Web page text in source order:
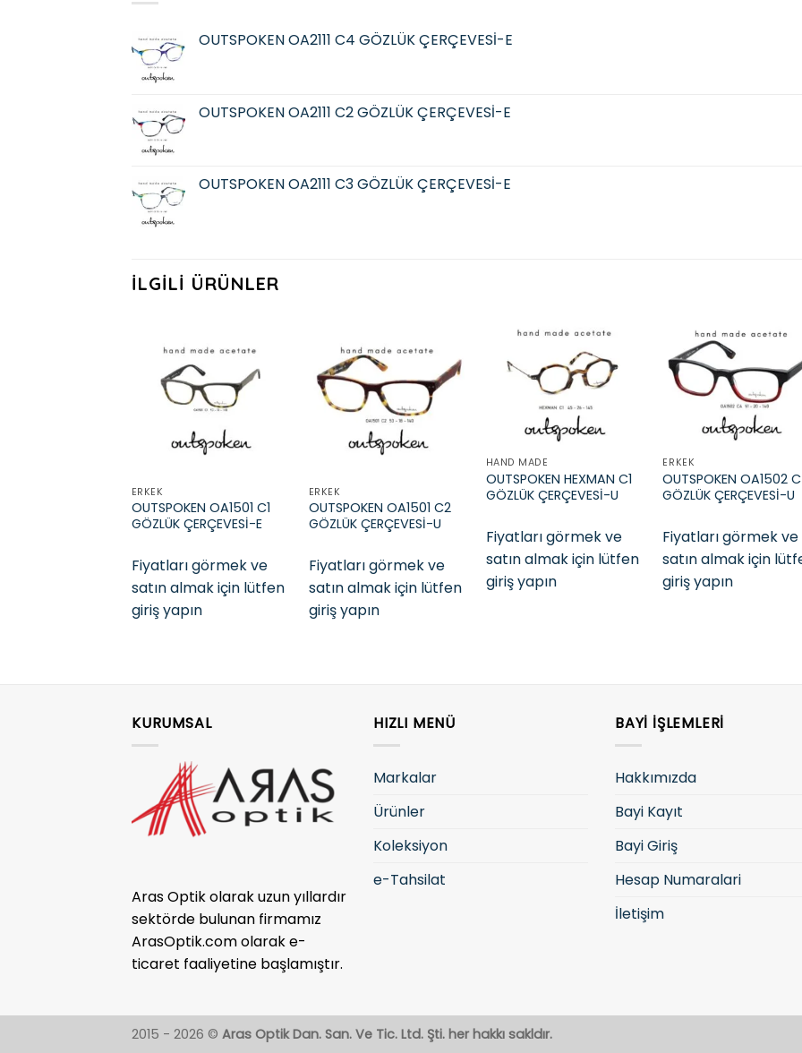
OUTSPOKEN OA2111 C4 GÖZLÜK ÇERÇEVESİ-E
OUTSPOKEN OA2111 C2 GÖZLÜK ÇERÇEVESİ-E
OUTSPOKEN OA2111 C3 GÖZLÜK ÇERÇEVESİ-E
İLGILI ÜRÜNLER
ERKEK
OUTSPOKEN OA1501 C1
GÖZLÜK ÇERÇEVESİ-E
Fiyatları görmek ve
satın almak için lütfen
giriş yapın
Add to
wishlist
ERKEK
OUTSPOKEN OA1501 C2
GÖZLÜK ÇERÇEVESİ-U
Fiyatları görmek ve
satın almak için lütfen
giriş yapın
wishlist
HAND MADE
OUTSPOKEN HEXMAN C1
GÖZLÜK ÇERÇEVESİ-U
Fiyatları görmek ve
satın almak için lütfen
giriş yapın
Add
ERKEK
OUTSPOKEN OA1502
GÖZLÜK ÇERÇEVESİ-U
Fiyatları görmek ve
satın almak için
giriş yapın
KURUMSAL
Aras Optik olarak uzun yıllardır
sektörde bulunan firmamız
ArasOptik.com olarak e-
ticaret faaliyetine başlamıştır.
HIZLI MENÜ
Markalar
Ürünler
Koleksiyon
e-Tahsilat
BAYI İŞLEMLERI
Hakkımızda
Bayi Kayıt
Bayi Giriş
Hesap Numaralari
İletişim
2015 - 2026 © Aras Optik Dan. San. Ve Tic. Ltd. Şti. her hakkı sakldır.